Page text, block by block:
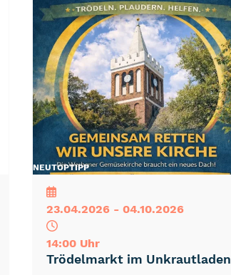
NEUTOPTIPP
23.04.2026 - 04.10.2026
14:00 Uhr
Trödelmarkt im Unkrautladen